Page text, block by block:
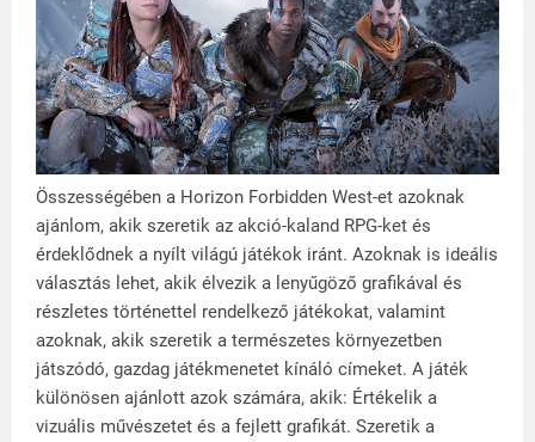
Összességében a Horizon Forbidden West-et azoknak
ajánlom, akik szeretik az akció-kaland RPG-ket és
érdeklődnek a nyílt világú játékok iránt. Azoknak is ideális
választás lehet, akik élvezik a lenyűgöző grafikával és
részletes történettel rendelkező játékokat, valamint
azoknak, akik szeretik a természetes környezetben
játszódó, gazdag játékmenetet kínáló címeket. A játék
különösen ajánlott azok számára, akik: Értékelik a
vizuális művészetet és a fejlett grafikát. Szeretik a